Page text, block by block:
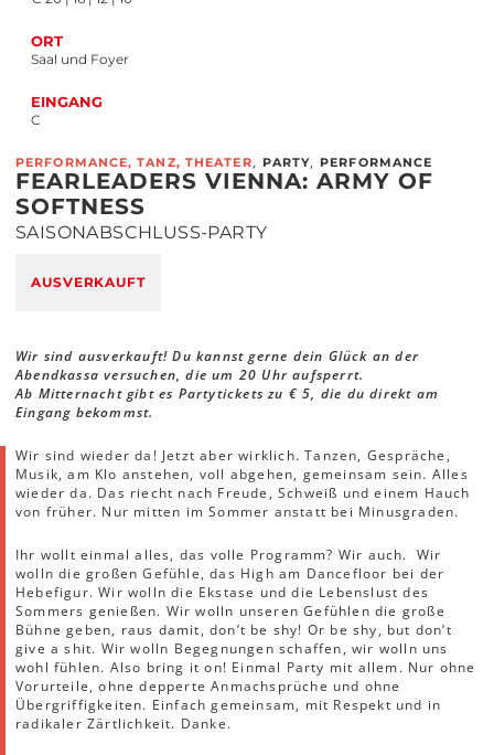
ORT
Saal und Foyer
EINGANG
C
PERFORMANCE, TANZ, THEATER, PARTY, PERFORMANCE
FEARLEADERS VIENNA: ARMY OF
SOFTNESS
SAISONABSCHLUSS-PARTY
AUSVERKAUFT
Wir sind ausverkauft! Du kannst gerne dein Glück an der
Abendkassa versuchen, die um 20 Uhr aufsperrt.
Ab Mitternacht gibt es Partytickets zu € 5, die du direkt am
Eingang bekommst.
Wir sind wieder da! Jetzt aber wirklich. Tanzen, Gespräche,
Musik, am Klo anstehen, voll abgehen, gemeinsam sein. Alles
wieder da. Das riecht nach Freude, Schweiß und einem Hauch
von früher. Nur mitten im Sommer anstatt bei Minusgraden.
Ihr wollt einmal alles, das volle Programm? Wir auch. Wir
wolln die großen Gefühle, das High am Dancefloor bei der
Hebefigur. Wir wolln die Ekstase und die Lebenslust des
Sommers genießen. Wir wolln unseren Gefühlen die große
Bühne geben, raus damit, don’t be shy! Or be shy, but don’t
give a shit. Wir wolln Begegnungen schaffen, wir wolln uns
wohl fühlen. Also bring it on! Einmal Party mit allem. Nur ohne
Vorurteile, ohne depperte Anmachsprüche und ohne
Übergriffigkeiten. Einfach gemeinsam, mit Respekt und in
radikaler Zärtlichkeit. Danke.